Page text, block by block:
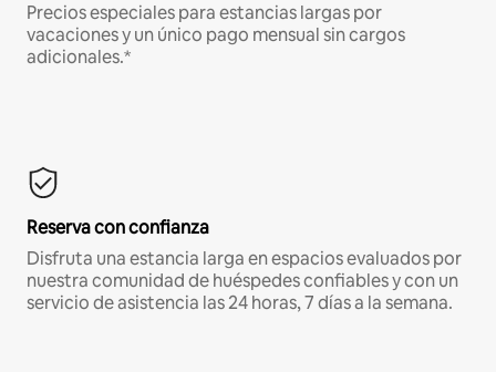
Precios especiales para estancias largas por
vacaciones y un único pago mensual sin cargos
adicionales.*
Reserva con confianza
Disfruta una estancia larga en espacios evaluados por
nuestra comunidad de huéspedes confiables y con un
servicio de asistencia las 24 horas, 7 días a la semana.